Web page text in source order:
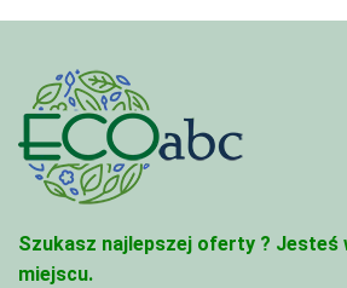
Szukasz najlepszej oferty ? Jesteś
miejscu.